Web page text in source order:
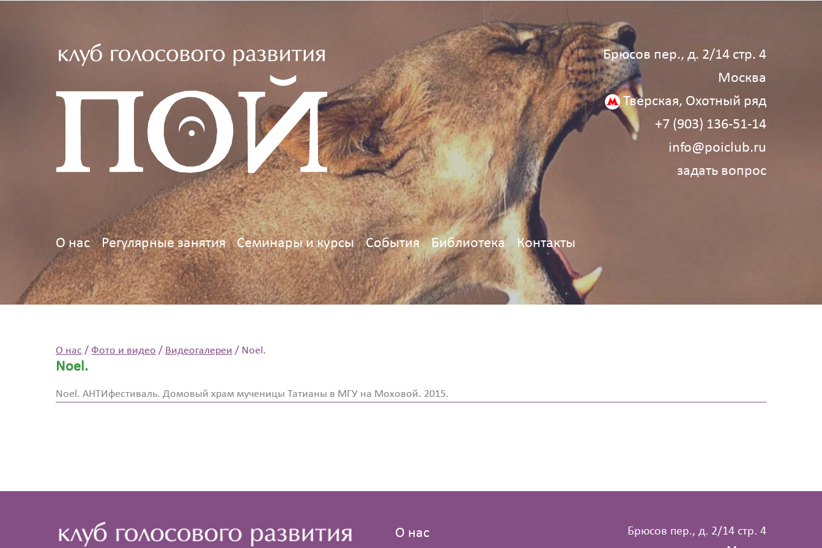
Брюсов пер., д. 2/14 стр. 4
Москва
Тверская, Охотный ряд
+7 (903) 136‑51‑14
info@poiclub.ru
задать вопрос
О нас Регулярные занятия Семинары и курсы События Библиотека Контакты
О нас / Фото и видео / Видеогалереи / Noel.
Noel.
Noel. АНТИфестиваль. Домовый храм мученицы Татианы в МГУ на Моховой. 2015.
О нас
Брюсов пер., д. 2/14 стр. 4